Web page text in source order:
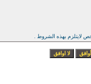
لايتلزم بهذه الشروط .